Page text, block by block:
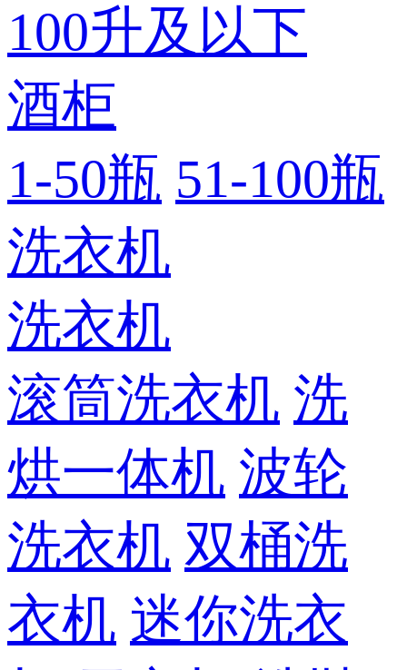
100升及以下
酒柜
1-50瓶 51-100瓶
洗衣机
洗衣机
滚筒洗衣机 洗
烘一体机 波轮
洗衣机 双桶洗
衣机 迷你洗衣